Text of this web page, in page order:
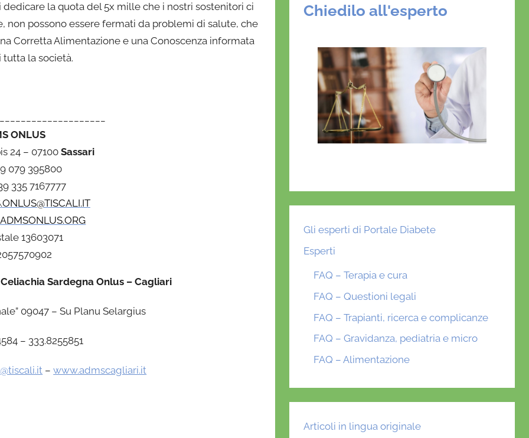
la quota del 5x mille che i nostri sostenitori ci
non possono essere fermati da problemi di salute, che
Corretta Alimentazione e una Conoscenza informata
tutta la società.
ONLUS
24 – 07100Sassari
079 395800
335 7167777
13603071
Sardegna Onlus – Cagliari
09047 – Su Planu Selargius
– 333.8255851
–www.admscagliari.it
Chiedilo all'esperto
Gli esperti di Portale Diabete
Esperti
FAQ – Terapia e cura
FAQ – Questioni legali
FAQ – Trapianti, ricerca e complicanze
FAQ – Gravidanza, pediatria e micro
FAQ – Alimentazione
Articoli in lingua originale